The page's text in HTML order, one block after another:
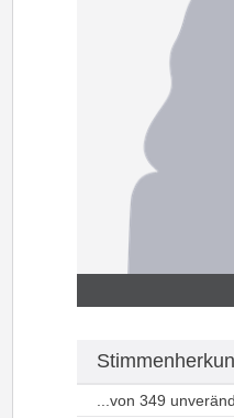
...von 349